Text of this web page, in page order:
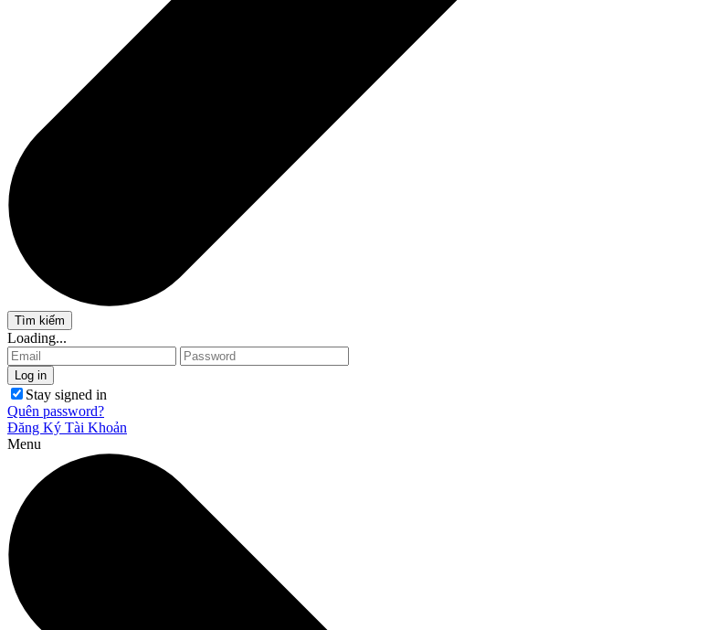
Loading...
Stay signed in
Quên password?
Đăng Ký Tài Khoản
Menu